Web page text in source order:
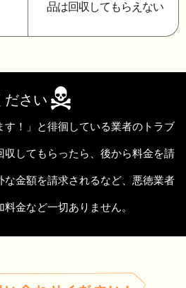
品は回収してもらえない
ださい
す！」と徘徊している業者のトラブ
収してもらったら、後から料金を請
な金額を請求されるなど、悪徳業者
金など一切ありません。